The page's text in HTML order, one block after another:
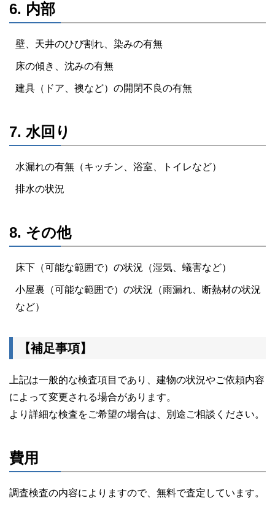
6. 内部
壁、天井のひび割れ、染みの有無
床の傾き、沈みの有無
建具（ドア、襖など）の開閉不良の有無
7. 水回り
水漏れの有無（キッチン、浴室、トイレなど）
排水の状況
8. その他
床下（可能な範囲で）の状況（湿気、蟻害など）
小屋裏（可能な範囲で）の状況（雨漏れ、断熱材の状況
など）
【補足事項】
上記は一般的な検査項目であり、建物の状況やご依頼内容
によって変更される場合があります。
より詳細な検査をご希望の場合は、別途ご相談ください。
費用
調査検査の内容によりますので、無料で査定しています。